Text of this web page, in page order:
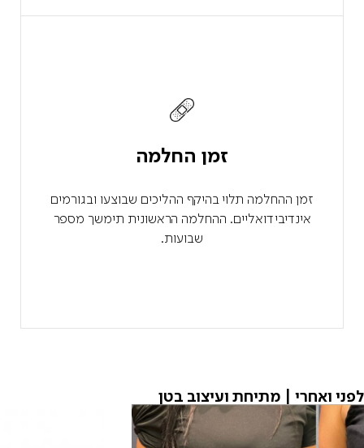
זמן החלמה
זמן ההחלמה תלוי בהיקף ההליכים שבוצעו ובגורמים
אינדיבידואליים. ההחלמה הראשונית תימשך מספר
שבועות.
לפני ואחרי | מתיחת ועיצוב בטן